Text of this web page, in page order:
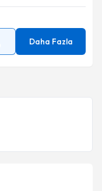
Daha Fazla